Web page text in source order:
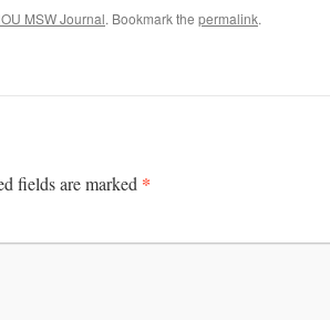
MSW Journal. Bookmark the permalink.
fields are marked *